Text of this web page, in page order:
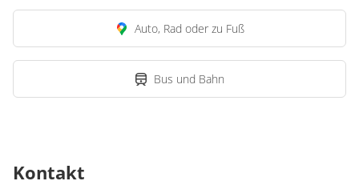
Auto, Rad oder zu Fuß
Bus und Bahn
Kontakt